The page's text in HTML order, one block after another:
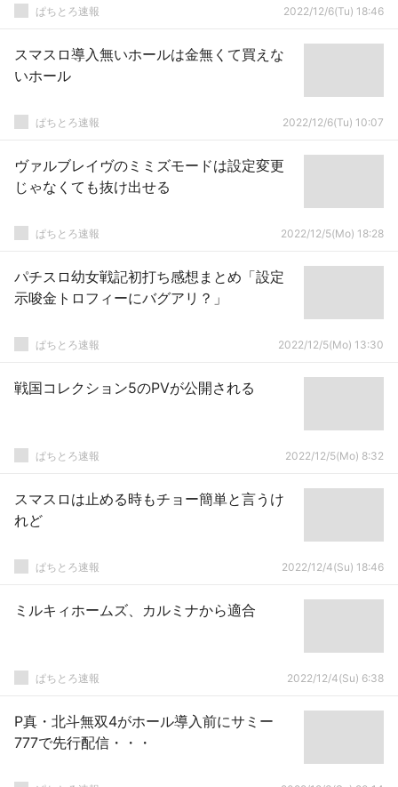
ぱちとろ速報 2022/12/6(Tu) 18:46
スマスロ導入無いホールは金無くて買えな
いホール
ぱちとろ速報 2022/12/6(Tu) 10:07
ヴァルブレイヴのミミズモードは設定変更
じゃなくても抜け出せる
ぱちとろ速報 2022/12/5(Mo) 18:28
パチスロ幼女戦記初打ち感想まとめ「設定
示唆金トロフィーにバグアリ？」
ぱちとろ速報 2022/12/5(Mo) 13:30
戦国コレクション5のPVが公開される
ぱちとろ速報 2022/12/5(Mo) 8:32
スマスロは止める時もチョー簡単と言うけ
れど
ぱちとろ速報 2022/12/4(Su) 18:46
ミルキィホームズ、カルミナから適合
ぱちとろ速報 2022/12/4(Su) 6:38
P真・北斗無双4がホール導入前にサミー
777で先行配信・・・